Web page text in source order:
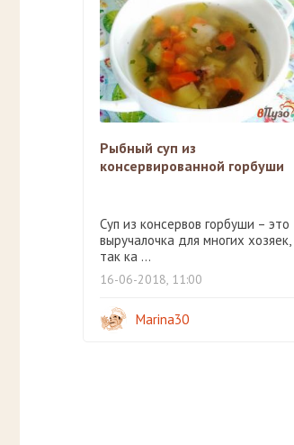
Рыбный суп из
консервированной горбуши
Суп из консервов горбуши – это
выручалочка для многих хозяек,
так ка ...
16-06-2018, 11:00
Marina30